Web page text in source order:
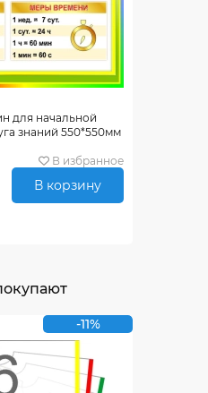
для начальной
знаний 550*550мм
В избранное
В корзину
-11%